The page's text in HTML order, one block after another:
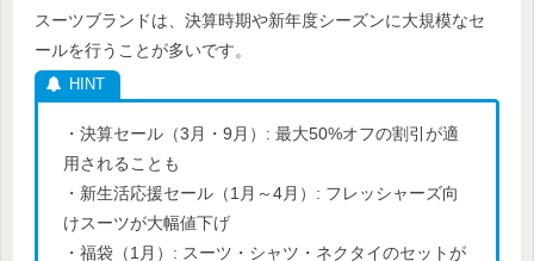
スーツブランドは、決算時期や新年度シーズンに大規模なセ
ールを行うことが多いです。
・決算セール（3月・9月）: 最大50%オフの割引が適
用されることも
・新生活応援セール（1月～4月）: フレッシャーズ向
けスーツが大幅値下げ
・福袋（1月）: スーツ・シャツ・ネクタイのセットが